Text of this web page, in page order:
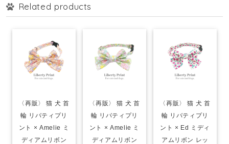
Related products
〈再販〉 猫 犬 首
輪 リバティプリ
ント × Amelie ミ
ディアムリボン
〈再販〉 猫 犬 首
輪 リバティプリ
ント × Amelie ミ
ディアムリボン
〈再販〉 猫 犬 首
輪 リバティプリ
ント × Ed ミディ
アムリボン レッ